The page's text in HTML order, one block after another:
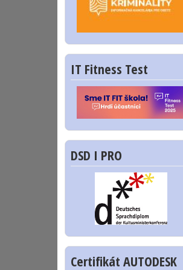
IT Fitness Test
DSD I PRO
Certifikát AUTODESK